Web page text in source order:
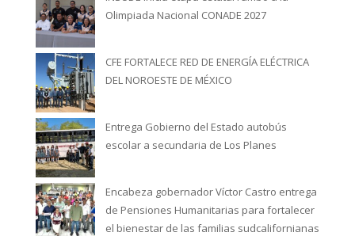
Olimpiada Nacional CONADE 2027
CFE FORTALECE RED DE ENERGÍA ELÉCTRICA
DEL NOROESTE DE MÉXICO
Entrega Gobierno del Estado autobús
escolar a secundaria de Los Planes
Encabeza gobernador Víctor Castro entrega
de Pensiones Humanitarias para fortalecer
el bienestar de las familias sudcalifornianas